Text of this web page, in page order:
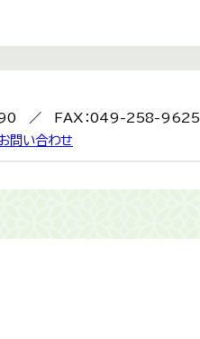
／ FAX：049-258-9625
問い合わせ